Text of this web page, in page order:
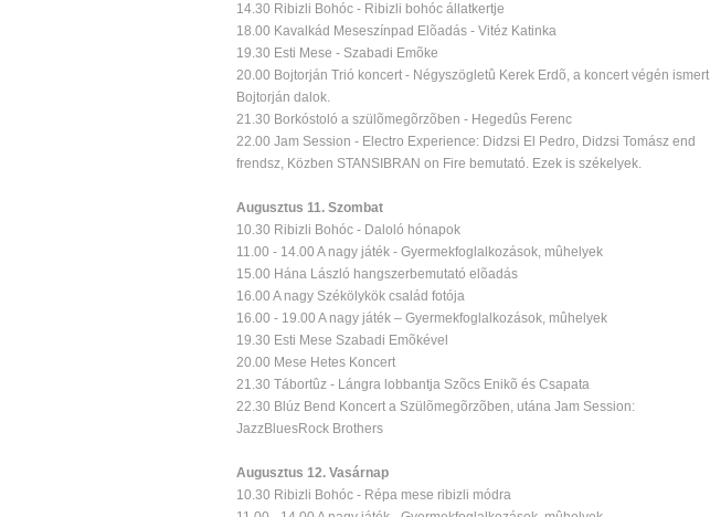
14.30 Ribizli Bohóc - Ribizli bohóc állatkertje
18.00 Kavalkád Meseszínpad Elõadás - Vitéz Katinka
19.30 Esti Mese - Szabadi Emõke
20.00 Bojtorján Trió koncert - Négyszögletû Kerek Erdõ, a koncert végén ismert
Bojtorján dalok.
21.30 Borkóstoló a szülõmegõrzõben - Hegedûs Ferenc
22.00 Jam Session - Electro Experience: Didzsi El Pedro, Didzsi Tomász end
frendsz, Közben STANSIBRAN on Fire bemutató. Ezek is székelyek.
Augusztus 11. Szombat
10.30 Ribizli Bohóc - Daloló hónapok
11.00 - 14.00 A nagy játék - Gyermekfoglalkozások, mûhelyek
15.00 Hána László hangszerbemutató elõadás
16.00 A nagy Székölykök család fotója
16.00 - 19.00 A nagy játék – Gyermekfoglalkozások, mûhelyek
19.30 Esti Mese Szabadi Emõkével
20.00 Mese Hetes Koncert
21.30 Tábortûz - Lángra lobbantja Szõcs Enikõ és Csapata
22.30 Blúz Bend Koncert a Szülõmegõrzõben, utána Jam Session:
JazzBluesRock Brothers
Augusztus 12. Vasárnap
10.30 Ribizli Bohóc - Répa mese ribizli módra